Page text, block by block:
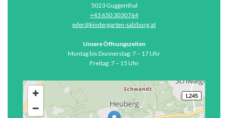
5023 Guggenthal
+43 650 3030764
eder@kindergarten-salzburg.at
Unsere Öffnungszeiten
Montag bis Donnerstag: 7 – 17 Uhr
Freitag: 7 – 15 Uhr